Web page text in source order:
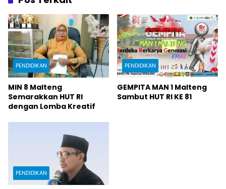
PENDIDIKAN
MIN 8 Malteng
Semarakkan HUT RI
dengan Lomba Kreatif
PENDIDIKAN
GEMPITA MAN 1 Malteng
Sambut HUT RI KE 81
PENDIDIKAN